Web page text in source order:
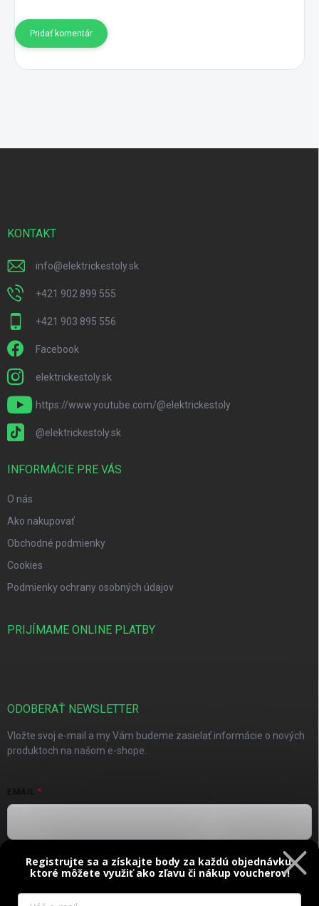
Pridať komentár
KONTAKT
info@elektrickestoly.sk
+421 902 899 555
+421 903 895 556
Facebook
elektrickestoly.sk
https://www.youtube.com/@elektrickestoly
@elektrickestoly.sk
INFORMÁCIE PRE VÁS
O nás
Ako nakupovať
Obchodné podmienky
Cookies
Podmienky ochrany osobných údajov
PRIJÍMAME ONLINE PLATBY
ODOBERAŤ NEWSLETTER
Vložte svoj e-mail a my Vám budeme zasielať informácie o nových
produktoch na našom e-shope.
Vložením e-mailu súhlasíte spodmienkami ochrany osobných
údajov
Prihlásiť sa
Registrujte sa a získajte body za každú objednávku,
ktoré môžete využiť ako zľavu či nákup voucherov!